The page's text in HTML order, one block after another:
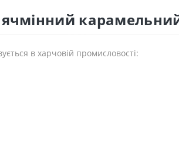
в харчовій промисловості: